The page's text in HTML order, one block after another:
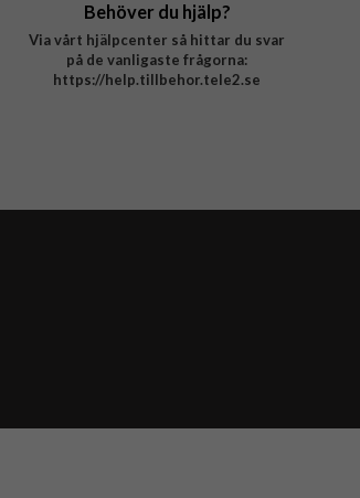
Behöver du hjälp?
Via vårt hjälpcenter så hittar du svar
på de vanligaste frågorna:
https://help.tillbehor.tele2.se